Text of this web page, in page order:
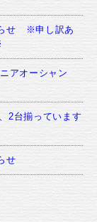
らせ ※申し訳あ
アオーシャン
2台揃っています
せ